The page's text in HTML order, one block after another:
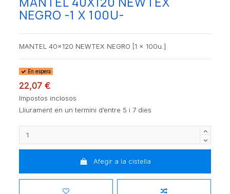
NEGRO -1 X 100U-
MANTEL 40x120 NEWTEX NEGRO [1 x 100u.]
En espera
22,07 €
Impostos inclosos
Lliurament en un termini d’entre 5 i 7 dies
Afegir a la cistella